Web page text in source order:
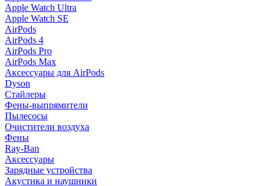
Apple Watch Ultra
Apple Watch SE
AirPods
AirPods 4
AirPods Pro
AirPods Max
Аксессуары для AirPods
Dyson
Стайлеры
Фены-выпрямители
Пылесосы
Очистители воздуха
Фены
Ray-Ban
Аксессуары
Зарядные устройства
Акустика и наушники